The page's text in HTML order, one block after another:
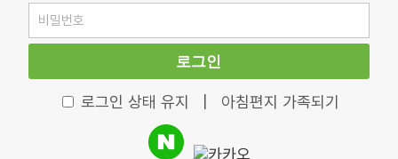
로그인
로그인 상태 유지 아침편지 가족되기